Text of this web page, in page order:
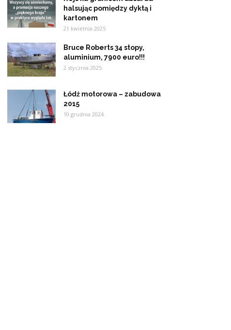
halsując pomiędzy dyktą i
kartonem
21 kwietnia 2025
Bruce Roberts 34 stopy,
aluminium, 7900 euro!!!
2 stycznia 2025
Łódź motorowa – zabudowa
2015
10 grudnia 2024